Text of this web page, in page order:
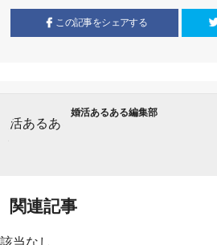
この記事をシェアする
婚活あるある編集部
関連記事